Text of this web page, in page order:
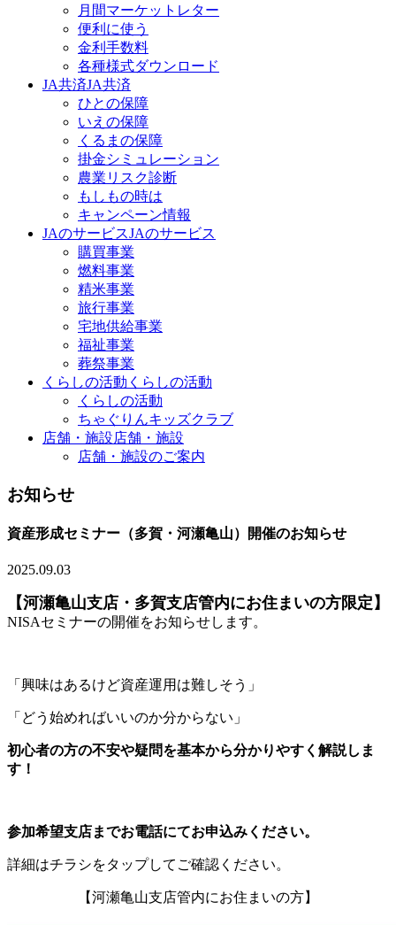
月間マーケットレター
便利に使う
金利手数料
各種様式ダウンロード
JA共済JA共済
ひとの保障
いえの保障
くるまの保障
掛金シミュレーション
農業リスク診断
もしもの時は
キャンペーン情報
JAのサービスJAのサービス
購買事業
燃料事業
精米事業
旅行事業
宅地供給事業
福祉事業
葬祭事業
くらしの活動 くらしの活動
くらしの活動
ちゃぐりんキッズクラブ
店舗・施設店舗・施設
店舗・施設のご案内
お知らせ
資産形成セミナー（多賀・河瀬亀山）開催のお知らせ
2025.09.03
【河瀬亀山支店・多賀支店管内にお住まいの方限定】
NISAセミナーの開催をお知らせします。
「興味はあるけど資産運用は難しそう」
「どう始めればいいのか分からない」
初心者の方の不安や疑問を基本から分かりやすく解説しま
す！
参加希望支店までお電話にてお申込みください。
詳細はチラシをタップしてご確認ください。
【河瀬亀山支店管内にお住まいの方】